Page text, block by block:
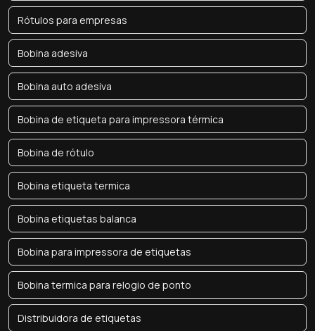
Rótulos para empresas
Bobina adesiva
Bobina auto adesiva
Bobina de etiqueta para impressora térmica
Bobina de rótulo
Bobina etiqueta termica
Bobina etiquetas balanca
Bobina para impressora de etiquetas
Bobina termica para relogio de ponto
Distribuidora de etiquetas